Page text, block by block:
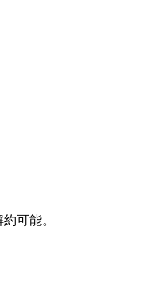
可能。